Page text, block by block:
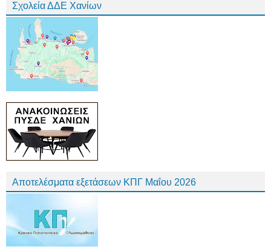
Σχολεία ΔΔΕ Χανίων
Αποτελέσματα εξετάσεων ΚΠΓ Μαΐου 2026